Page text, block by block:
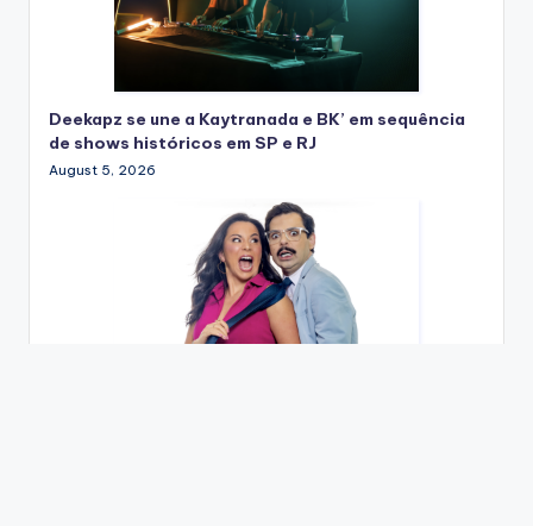
Deekapz se une a Kaytranada e BK’ em sequência
de shows históricos em SP e RJ
August 5, 2026